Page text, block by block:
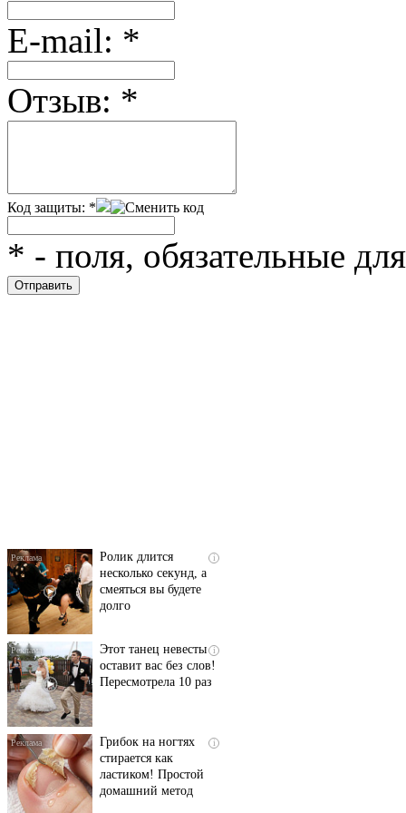
Е-mail: *
Отзыв: *
Код защиты: *
* - поля, обязательные
i
Ролик длится
несколько секунд, а
смеяться вы будете
долго
i
Этот танец невесты
оставит вас без слов!
Пересмотрела 10 раз
i
Грибок на ногтях
стирается как
ластиком! Простой
домашний метод